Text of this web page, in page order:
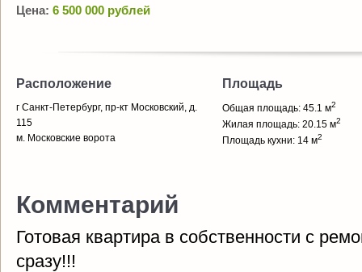
Цена: 6 500 000 рублей
Расположение
г Санкт-Петербург, пр-кт Московский, д.
115
м. Московские ворота
Площадь
Общая площадь: 45.1 м2
Жилая площадь: 20.15 м2
Площадь кухни: 14 м2
Комментарий
Готовая квартира в собственности с
сразу!!!